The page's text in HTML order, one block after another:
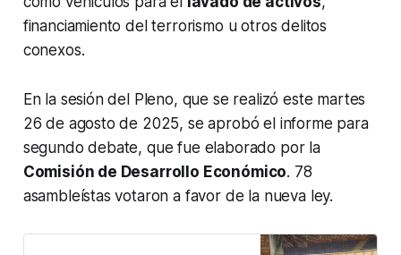
financiamiento del terrorismo u otros delitos
conexos.
En la sesión del Pleno, que se realizó este martes
26 de agosto de 2025, se aprobó el informe para
segundo debate, que fue elaborado por la
Comisión de Desarrollo Económico. 78
asambleístas votaron a favor de la nueva ley.